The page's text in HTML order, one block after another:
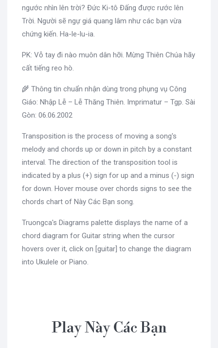
ngước nhìn lên trời? Đức Ki-tô Đấng được rước lên
Trời. Người sẽ ngự giá quang lâm như các bạn vừa
chứng kiến. Ha-le-lu-ia.
PK: Vỗ tay đi nào muôn dân hỡi. Mừng Thiên Chúa hãy
cất tiếng reo hò.
🌾 Thông tin chuẩn nhận dùng trong phụng vụ Công
Giáo: Nhập Lễ – Lễ Thăng Thiên. Imprimatur – Tgp. Sài
Gòn: 06.06.2002
Transposition is the process of moving a song's
melody and chords up or down in pitch by a constant
interval. The direction of the transposition tool is
indicated by a plus (+) sign for up and a minus (-) sign
for down. Hover mouse over chords signs to see the
chords chart of Này Các Bạn song.
Truongca's Diagrams palette displays the name of a
chord diagram for Guitar string when the cursor
hovers over it, click on [guitar] to change the diagram
into Ukulele or Piano.
Play Này Các Bạn